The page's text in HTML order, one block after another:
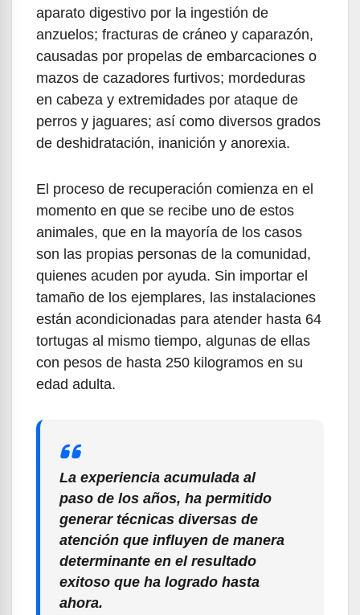
aparato digestivo por la ingestión de
anzuelos; fracturas de cráneo y caparazón,
causadas por propelas de embarcaciones o
mazos de cazadores furtivos; mordeduras
en cabeza y extremidades por ataque de
perros y jaguares; así como diversos grados
de deshidratación, inanición y anorexia.
El proceso de recuperación comienza en el
momento en que se recibe uno de estos
animales, que en la mayoría de los casos
son las propias personas de la comunidad,
quienes acuden por ayuda. Sin importar el
tamaño de los ejemplares, las instalaciones
están acondicionadas para atender hasta 64
tortugas al mismo tiempo, algunas de ellas
con pesos de hasta 250 kilogramos en su
edad adulta.
La experiencia acumulada al
paso de los años, ha permitido
generar técnicas diversas de
atención que influyen de manera
determinante en el resultado
exitoso que ha logrado hasta
ahora.